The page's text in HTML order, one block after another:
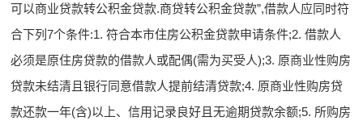
可以商业贷款转公积金贷款.商贷转公积金贷款”,借款人应同时符
合下列7个条件:1. 符合本市住房公积金贷款申请条件;2. 借款人
必须是原住房贷款的借款人或配偶(需为买受人);3. 原商业性购房
贷款未结清且银行同意借款人提前结清贷款;4. 原商业性购房贷
款还款一年(含)以上、信用记录良好且无逾期贷款余额;5. 所购房